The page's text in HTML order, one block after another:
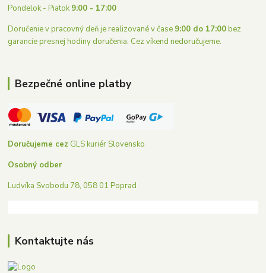
Pondelok - Piatok9:00 - 17:00
Doručenie v pracovný deň je realizované v čase 9:00 do 17:00bez
garancie presnej hodiny doručenia. Cez víkend nedoručujeme.
Bezpečné online platby
Doručujeme cez GLS kuriér Slovensko
Osobný odber
Ludvíka Svobodu 78, 058 01 Poprad
Kontaktujte nás